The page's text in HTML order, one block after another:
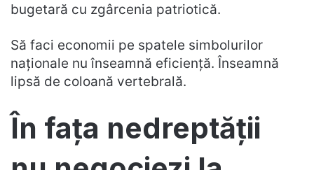
bugetară cu zgârcenia patriotică.
Să faci economii pe spatele simbolurilor
naționale nu înseamnă eficiență. Înseamnă
lipsă de coloană vertebrală.
În fața nedreptății